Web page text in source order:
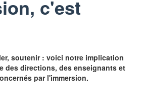
c'est
soutenir : voici notre implication
des directions, des enseignants et
par l'immersion.